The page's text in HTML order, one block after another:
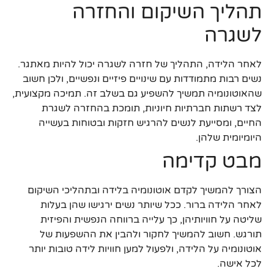
תהליך השיקום והחזרה
לשגרה
לאחר הלידה, התהליך של חזרה לשגרה יכול להיות מאתגר.
נשים רבות מתמודדות עם שינויים פיזיים ונפשיים, ולכן חשוב
שהאוטונומיה תמשיך להשפיע גם בשלב זה. תמיכה מקצועית,
לצד רשתות חברתיות חיוניות, תומכת בהחזרה לשגרת
החיים, ומסייעת לנשים להרגיש חזקות ובטוחות בעשייה
היומיומית שלהן.
מבט קדימה
הצורך להמשיך לקדם אוטונומיה בלידה ובתהליכי השיקום
לאחר הלידה ברור. ככל שיותר נשים ירגישו שהן בעלות
שליטה על חוויותיהן, כך עלייה ברווחה הנפשית והפיזית
תורגש. חשוב להמשיך לחקור ולהבין את ההשפעות של
אוטונומיה על הלידה, ולפעול למען חוויות לידה טובות יותר
לכל אישה.